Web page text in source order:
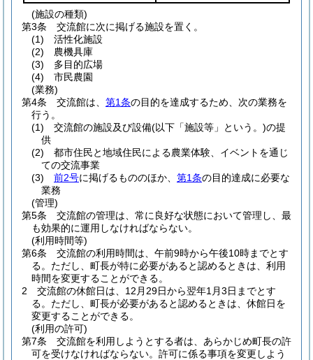
(施設の種類)
第3条
交流館に次に掲げる施設を置く。
(1)
活性化施設
(2)
農機具庫
(3)
多目的広場
(4)
市民農園
(業務)
第4条
交流館は、 第1条の目的を達成するため、次の業務を
行う。
(1)
交流館の施設及び設備(以下「施設等」という。)の提
供
(2)
都市住民と地域住民による農業体験、イベントを通じ
ての交流事業
(3)
前2号に掲げるもののほか、 第1条の目的達成に必要な
業務
(管理)
第5条
交流館の管理は、常に良好な状態において管理し、最
も効果的に運用しなければならない。
(利用時間等)
第6条
交流館の利用時間は、午前9時から午後10時までとす
る。 ただし、町長が特に必要があると認めるときは、利用
時間を変更することができる。
2
交流館の休館日は、12月29日から翌年1月3日までとす
る。 ただし、町長が必要があると認めるときは、休館日を
変更することができる。
(利用の許可)
第7条
交流館を利用しようとする者は、あらかじめ町長の許
可を受けなければならない。 許可に係る事項を変更しよう